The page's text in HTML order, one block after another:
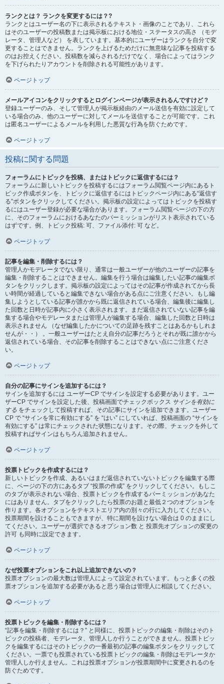
ランクとは？ ランクを変更するには？?
ランクとはユーザー名の下に表示されるテキスト・画像のことであり、これら
はそのユーザーの投稿数または掲示板における地位・ステータスの高さ （モデ
レータ、管理人など） を表しています。基本的にユーザーはランクを自分で変
更することはできません。ランクを上げるためだけに無意味な記事を投稿する
のはお控えください。投稿数を減らされるだけでなく、場合によってはランク
を下げられたりアカウントを削除される可能性があります。
ページトップ
メールアイコンをクリックするとログインページが表示されるんですけど？
登録ユーザーのみ、そして管理人が掲示板経由のメール送信を有効に設定して
いる場合のみ、他のユーザーに対してメールを送信することが可能です。これ
は匿名ユーザーによるメールを利用した悪質な行為を防ぐためです。
ページトップ
投稿に関する問題
フォーラムにトピックを投稿、またはトピックに返信するには？
フォーラムに新しいトピックを投稿するにはフォーラム閲覧ページ内にあるト
ピック作成ボタンを、トピックに返信するにはトピックページ内にある“返信す
る”ボタンをクリックしてください。掲示板の設定によってはトピックを投稿す
るにはユーザー登録が必要な場合があります。フォーラム閲覧ページの下の方
に、そのフォーラムにおけるあなたのパーミッションがリスト表示されている
はずです。例、トピック投稿: 可、ファイル添付: 可 など。
ページトップ
記事を編集・削除するには？
管理人かモデレータでない限り、通常は一般ユーザーが他のユーザーの記事を
編集・削除することはできません。編集を行う場合は編集したい記事の編集ボ
タンをクリックします。掲示板の設定によってはその記事が作成されてから長
い時間が経過していると編集できない場合がある点にご注意ください。もし編
集しようとしている記事が誰かから既に返信されている場合、編集後に編集し
た回数と日時が記事内に小さく表示されます。まだ返信されていない記事を編
集する場合やモデレータまたは管理人が編集する場合、編集した回数と日時は
表示されません （なぜ編集したかについての足跡を残すことはあるかもしれま
せんが・・） 。一般ユーザーはたとえ自分の記事だろうとそれが既に誰かから
返信されている場合、その記事を削除することはできない点にご注意くださ
い。
ページトップ
自分の記事にサインを追加するには？
サインを追加するには ユーザーCP でサインを設定する必要があります。ユー
ザーCP でサインを設定した後、投稿画面でチェックボックス サインを有効に
する をチェックして投稿すれば、その記事にサインを追加できます。ユーザー
CP で “サインを常に有効にする” を “はい” にしていれば、投稿画面の “サインを
有効にする” は常にチェックされた状態になります。その際、チェックを外して
投稿すればサインはもちろん追加されません。
ページトップ
投票トピックを作成するには？
新しいトピックを作成、あるいはまだ返信されていないトピックを編集する際
に、ページの下の方にあるタブ “投票の作成” をクリックしてください。もしこ
のタブが表示されない場合、投票トピックを作成するパーミッションがあなた
にはありません。タブをクリックしたら投票のお題と最低２つのオプションを
作ります。各オプションをテキストエリア内の別々の行に入力してください。
投票期間を設けることもできますが、特に期間を設けない場合は 0 のままにし
てください。ユーザーが選択できるオプション数 と 投票先オプションの変更の
許可 も同時に設定できます。
ページトップ
なぜ投票オプションをこれ以上追加できないの？
投票オプションの最大数は管理人によって設定されています。もっと多くの投
票オプションを追加する必要があると思う場合は管理人に相談してください。
ページトップ
投票トピックを編集・削除するには？
“記事を編集・削除するには？” と同様に、投票トピックの編集・削除はそのト
ピックの投稿者、モデレータ、管理人しか行うことができません。投票トピッ
クを編集するにはそのトピックの一番最初の記事の編集ボタンをクリックして
ください。一票でも投票されている投票トピックの編集・削除はモデレータか
管理人しか行えません。これは投票オプションが投票期間中に変更されるのを
防ぐためです。